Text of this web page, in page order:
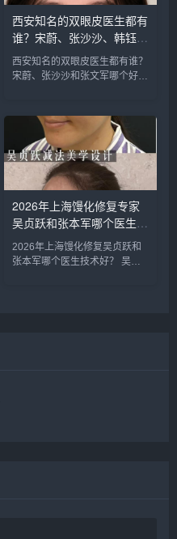
西安知名的双眼皮医生都有
谁？宋蔚、张沙沙、韩钰
博、王璇、张文军谁做双眼
皮更好？
西安知名的双眼皮医生都有谁？
宋蔚、张沙沙和张文军哪个好？
等，这几位医生都是咨询和预约
最多的，双眼皮案例比较多，咨
询预约添加微信号：bianme...
2026年上海馒化修复专家
吴贞跃和张本军哪个医生做
馒化修复技术好？
2026年上海馒化修复吴贞跃和
张本军哪个医生技术好？ 吴贞